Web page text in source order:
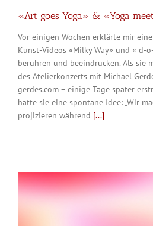
«Art goes Yoga» & «Yoga
Vor einigen Wochen erklärte mir
Kunst-Videos «Milky Way» und « d-
berühren und beeindrucken. Als sie
des Atelierkonzerts mit Michael
gerdes.com – einige Tage später
hatte sie eine spontane Idee: „Wir
projizieren während [...]